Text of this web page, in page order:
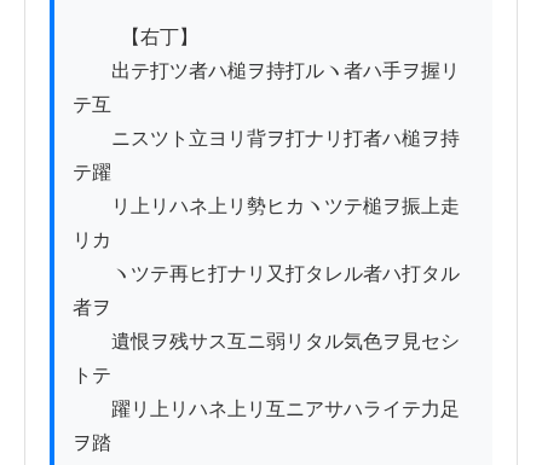
出テ打ツ者ハ槌ヲ持打ルヽ者ハ手ヲ握リ
テ互
ニスツト立ヨリ背ヲ打ナリ打者ハ槌ヲ持
テ躍
リ上リハネ上リ勢ヒカヽツテ槌ヲ振上走
リカ
ヽツテ再ヒ打ナリ又打タレル者ハ打タル
者ヲ
遺恨ヲ残サス互ニ弱リタル気色ヲ見セシ
トテ
躍リ上リハネ上リ互ニアサハライテ力足
ヲ踏